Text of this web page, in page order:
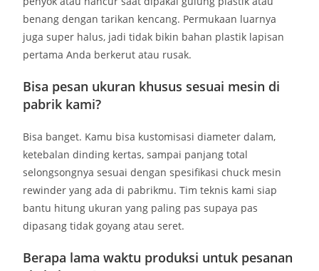
benang dengan tarikan kencang. Permukaan luarnya
juga super halus, jadi tidak bikin bahan plastik lapisan
pertama Anda berkerut atau rusak.
Bisa pesan ukuran khusus sesuai mesin di
pabrik kami?
Bisa banget. Kamu bisa kustomisasi diameter dalam,
ketebalan dinding kertas, sampai panjang total
selongsongnya sesuai dengan spesifikasi chuck mesin
rewinder yang ada di pabrikmu. Tim teknis kami siap
bantu hitung ukuran yang paling pas supaya pas
dipasang tidak goyang atau seret.
Berapa lama waktu produksi untuk pesanan